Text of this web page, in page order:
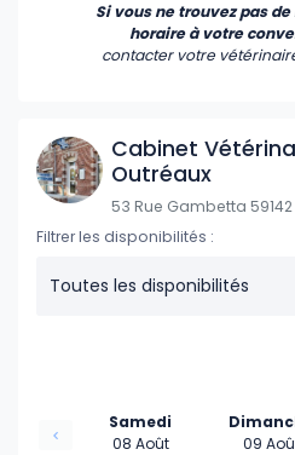
Si vous ne trouvez pas
horaire à votre
contacter votre
Cabinet
Outréaux
53 Rue Gambetta
Filtrer les disponibilités :
Toutes les disponibilités
Samedi
08 Août
09